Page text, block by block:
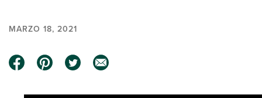
MARZO 18, 2021